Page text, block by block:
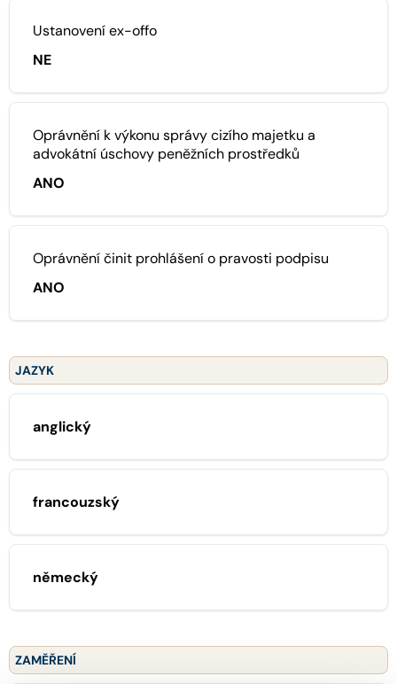
Ustanovení ex-offo
NE
Oprávnění k výkonu správy cizího majetku a
advokátní úschovy peněžních prostředků
ANO
Oprávnění činit prohlášení o pravosti podpisu
ANO
JAZYK
anglický
francouzský
německý
ZAMĚŘENÍ